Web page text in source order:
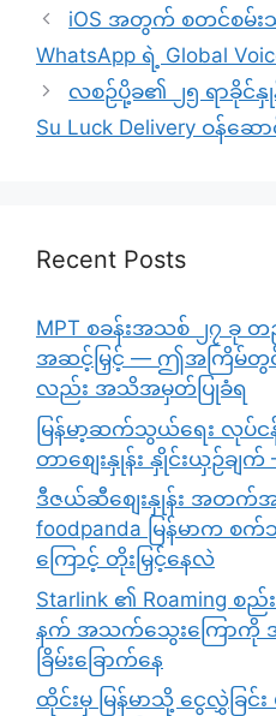
iOS အတွက် စတင်စမ်းသ
WhatsApp ရဲ့ Global
လစဉ်ပို့ခ၏ ၂၅ ရာခိုင်
Su Luck Delivery ဝန်ဆေ
Recent Posts
MPT စခန်းအသစ် ၂၇ ခု
အဆင့်မြှင့် — ဤအကြိမ်တွင်
လည်း အသိအမှတ်ပြုခံရ
မြန်မာ့ဆက်သွယ်ရေး လုပ်င
တာစျေးနှုန်း နှိုင်းယှဉ်ချ
ဒီဇယ်ဆီစျေးနှုန်း အတက်အကျ
foodpanda မြန်မာက စ
ကြောင့် တိုးမြှင့်နေလဲ
Starlink ၏ Roaming စ
နက် အသက်သွေးကြောကို အခ
ခြိမ်းခြောက်နေ
ထိုင်းမှ မြန်မာသို့ ငွေလွှဲခြ